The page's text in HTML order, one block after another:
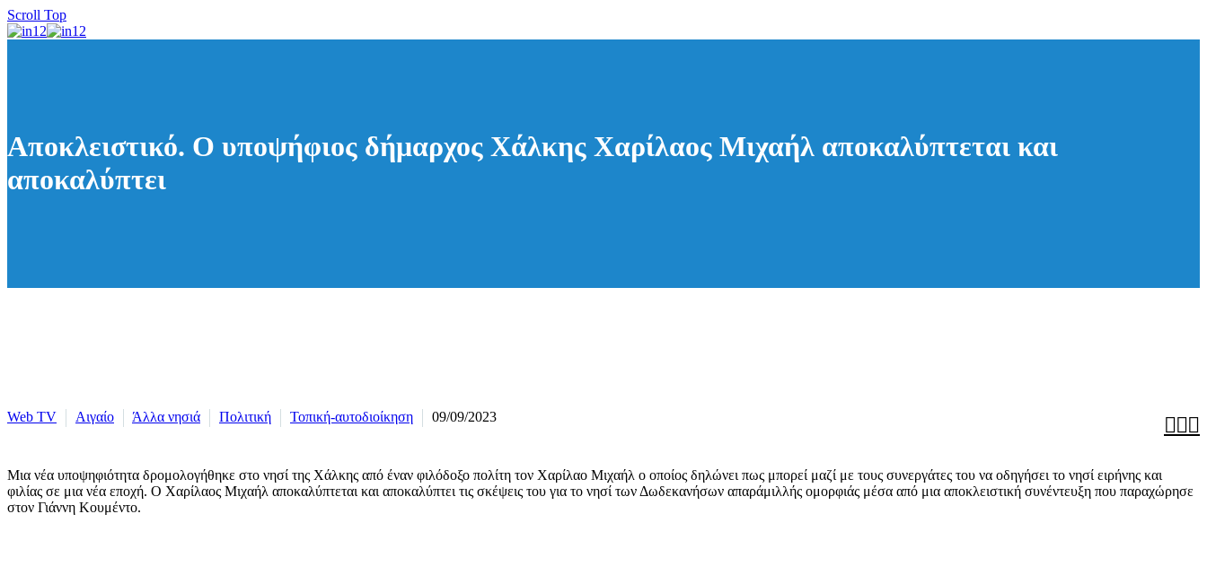
Scroll Top
Αποκλειστικό. Ο υποψήφιος δήμαρχος Χάλκης Χαρίλαος Μιχαήλ αποκαλύπτεται και
αποκαλύπτει

Web TV Αιγαίο Άλλα νησιά Πολιτική Τοπική-αυτοδιοίκηση 09/09/2023
Μια νέα υποψηφιότητα δρομολογήθηκε στο νησί της Χάλκης από έναν φιλόδοξο πολίτη τον Χαρίλαο Μιχαήλ ο οποίος δηλώνει πως μπορεί μαζί με τους συνεργάτες του να οδηγήσει το νησί ειρήνης και
φιλίας σε μια νέα εποχή. Ο Χαρίλαος Μιχαήλ αποκαλύπτεται και αποκαλύπτει τις σκέψεις του για το νησί των Δωδεκανήσων απαράμιλλής ομορφιάς μέσα από μια αποκλειστική συνέντευξη που παραχώρησε
στον Γιάννη Κουμέντο.